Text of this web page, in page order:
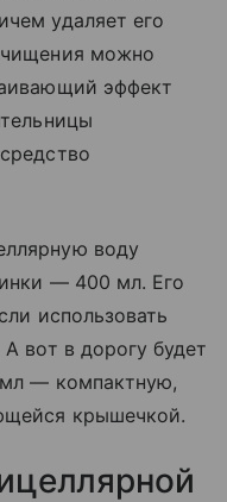
удаляет его
можно
эффект
воду
— 400 мл. Его
использовать
вот в дорогу будет
мл — компактную,
крышечкой.